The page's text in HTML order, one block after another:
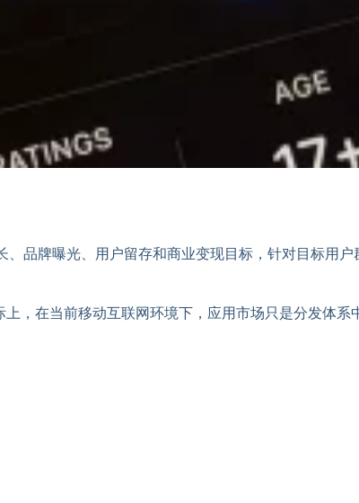
、品牌曝光、用户留存和商业变现目标，针对目标用
，在当前移动互联网环境下，应用市场只是分发体系